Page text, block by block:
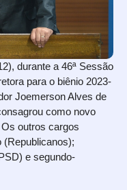
durante a 46ª Sessão
para o biênio 2023-
Joemerson Alves de
como novo
outros cargos
(Republicanos);
e segundo-